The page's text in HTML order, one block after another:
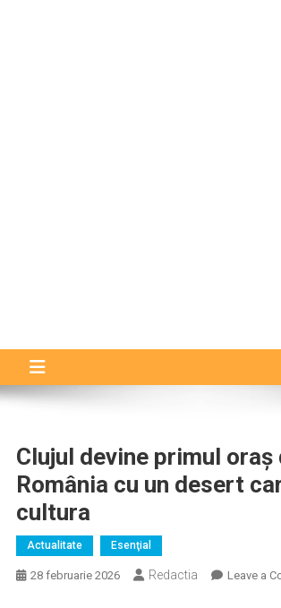
Clujul devine primul oraș
România cu un desert
cultura
Actualitate Esenţial
28 februarie 2026 Redactia Leave a